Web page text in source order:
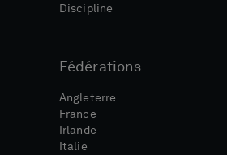
Discipline
Fédérations
Angleterre
France
Irlande
Italie